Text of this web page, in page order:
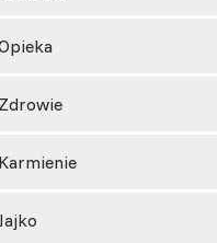
opieka
zdrowie
karmienie
jajko